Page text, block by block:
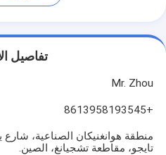
تفاصيل
Mr. Zhou
+8613958193545
منطقة هوانغنيكان الصناعية، شارع
تايجو، مقاطعة تشجيانغ، الصين.